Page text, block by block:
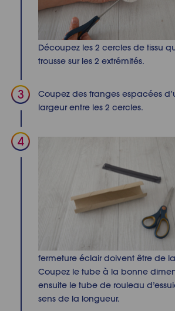
Découpez les 2 cercles de tissu
trousse sur les 2 extrémités.
Coupez des franges espacées
largeur entre les 2 cercles.
fermeture éclair doivent être de
Coupez le tube à la bonne
ensuite le tube de rouleau
sens de la longueur.